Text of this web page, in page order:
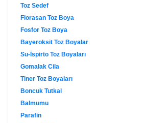
Toz Sedef
Florasan Toz Boya
Fosfor Toz Boya
Bayeroksit Toz Boyalar
Su-İspirto Toz Boyaları
Gomalak Cila
Tiner Toz Boyaları
Boncuk Tutkal
Balmumu
Parafin